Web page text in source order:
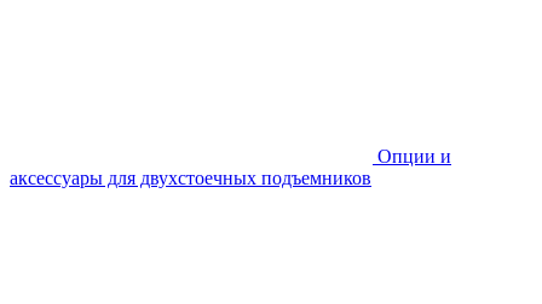
Опции и
аксессуары для двухстоечных подъемников